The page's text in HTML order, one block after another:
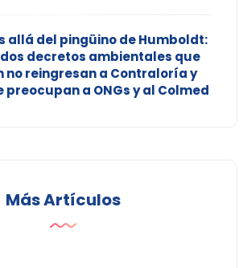
allá del pingüino de Humboldt:
decretos ambientales que
no reingresan a Contraloría y
preocupan a ONGs y al Colmed
Más Artículos